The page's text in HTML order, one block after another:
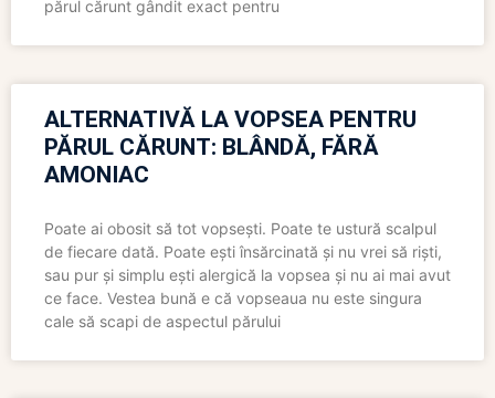
părul cărunt gândit exact pentru
ALTERNATIVĂ LA VOPSEA PENTRU
PĂRUL CĂRUNT: BLÂNDĂ, FĂRĂ
AMONIAC
Poate ai obosit să tot vopsești. Poate te ustură scalpul
de fiecare dată. Poate ești însărcinată și nu vrei să riști,
sau pur și simplu ești alergică la vopsea și nu ai mai avut
ce face. Vestea bună e că vopseaua nu este singura
cale să scapi de aspectul părului